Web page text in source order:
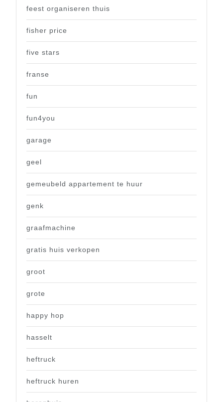
feest organiseren thuis
fisher price
five stars
franse
fun
fun4you
garage
geel
gemeubeld appartement te huur
genk
graafmachine
gratis huis verkopen
groot
grote
happy hop
hasselt
heftruck
heftruck huren